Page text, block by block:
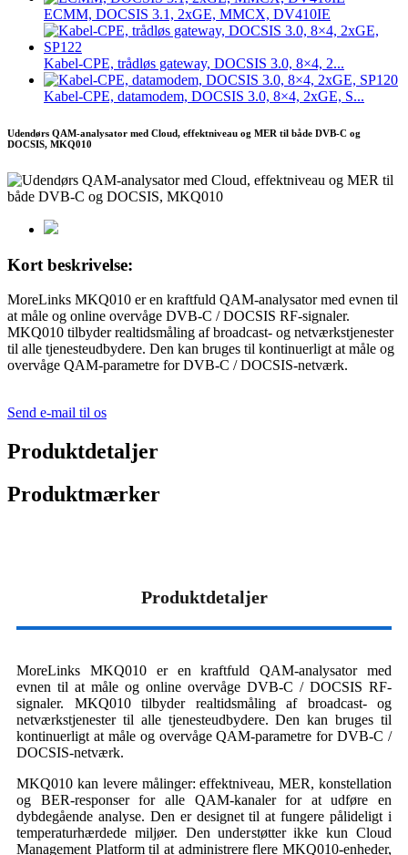
ECMM, DOCSIS 3.1, 2xGE, MMCX, DV410IE
Kabel-CPE, trådløs gateway, DOCSIS 3.0, 8×4, 2...
Kabel-CPE, datamodem, DOCSIS 3.0, 8×4, 2xGE, S...
Udendørs QAM-analysator med Cloud, effektniveau og MER til både DVB-C og
DOCSIS, MKQ010
Kort beskrivelse:
MoreLinks MKQ010 er en kraftfuld QAM-analysator med evnen til
at måle og online overvåge DVB-C / DOCSIS RF-signaler.
MKQ010 tilbyder realtidsmåling af broadcast- og netværkstjenester
til alle tjenesteudbydere. Den kan bruges til kontinuerligt at måle og
overvåge QAM-parametre for DVB-C / DOCSIS-netværk.
Send e-mail til os
Produktdetaljer
Produktmærker
Produktdetaljer
MoreLinks MKQ010 er en kraftfuld QAM-analysator med
evnen til at måle og online overvåge DVB-C / DOCSIS RF-
signaler. MKQ010 tilbyder realtidsmåling af broadcast- og
netværkstjenester til alle tjenesteudbydere. Den kan bruges til
kontinuerligt at måle og overvåge QAM-parametre for DVB-C /
DOCSIS-netværk.
MKQ010 kan levere målinger: effektniveau, MER, konstellation
og BER-responser for alle QAM-kanaler for at udføre en
dybdegående analyse. Den er designet til at fungere pålideligt i
temperaturhærdede miljøer. Den understøtter ikke kun Cloud
Management Platform til at administrere flere MKQ010-enheder,